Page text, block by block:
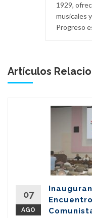
1929,
musicales
Progreso
Artículos
07
AGO